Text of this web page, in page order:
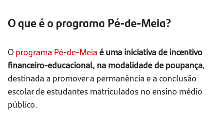
O que é o programa Pé-de-Meia?
O programa Pé-de-Meia é uma iniciativa de incentivo
financeiro-educacional, na modalidade de poupança,
destinada a promover a permanência e a conclusão
escolar de estudantes matriculados no ensino médio
público.